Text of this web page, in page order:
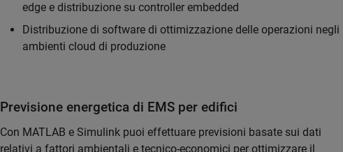
edge e distribuzione su controller embedded
Distribuzione di software di ottimizzazione delle operazioni negli
ambienti cloud di produzione
Previsione energetica di EMS per edifici
Con MATLAB e Simulink puoi effettuare previsioni basate sui dati
relativi a fattori ambientali e tecnico-economici per ottimizzare il